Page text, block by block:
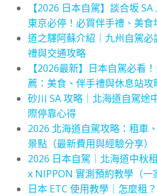
【2026 日本自駕】談合坂
東京必停！必買伴手禮、美
道之驛阿蘇介紹｜九州自駕
禮與交通攻略
【2026最新】日本自駕必看
薦：美食、伴手禮與休息站攻
砂川 SA 攻略｜北海道自駕途
際停靠心得
2026 北海道自駕攻略：租車
景點（最新費用與經驗分享）
2026 日本自駕｜北海道中秋
x NIPPON 實測預約教學（一
日本 ETC 使用教學｜怎麼租